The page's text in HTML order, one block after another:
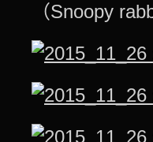
（Snoopy